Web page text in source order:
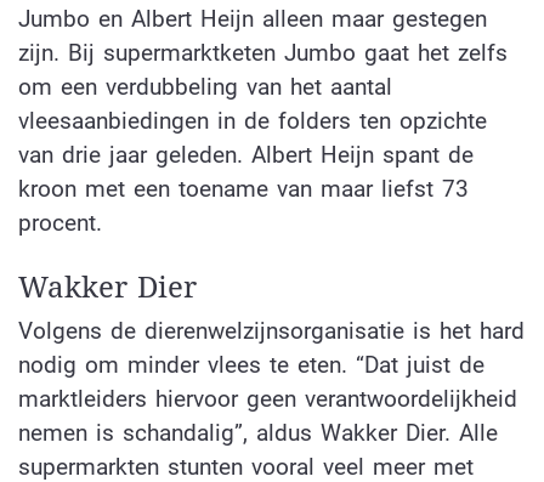
Jumbo en Albert Heijn alleen maar gestegen
zijn. Bij supermarktketen Jumbo gaat het zelfs
om een verdubbeling van het aantal
vleesaanbiedingen in de folders ten opzichte
van drie jaar geleden. Albert Heijn spant de
kroon met een toename van maar liefst 73
procent.
Wakker Dier
Volgens de dierenwelzijnsorganisatie is het hard
nodig om minder vlees te eten. “Dat juist de
marktleiders hiervoor geen verantwoordelijkheid
nemen is schandalig”, aldus Wakker Dier. Alle
supermarkten stunten vooral veel meer met